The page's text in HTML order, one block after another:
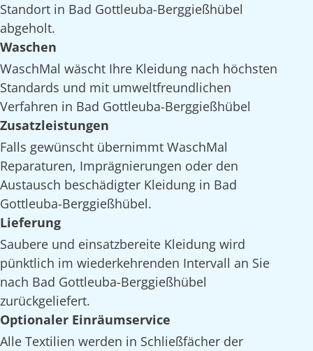
Standort in Bad Gottleuba-Berggießhübel
abgeholt.
Waschen
WaschMal wäscht Ihre Kleidung nach höchsten
Standards und mit umweltfreundlichen
Verfahren in Bad Gottleuba-Berggießhübel
Zusatzleistungen
Falls gewünscht übernimmt WaschMal
Reparaturen, Imprägnierungen oder den
Austausch beschädigter Kleidung in Bad
Gottleuba-Berggießhübel.
Lieferung
Saubere und einsatzbereite Kleidung wird
pünktlich im wiederkehrenden Intervall an Sie
nach Bad Gottleuba-Berggießhübel
zurückgeliefert.
Optionaler Einräumservice
Alle Textilien werden in Schließfächer der